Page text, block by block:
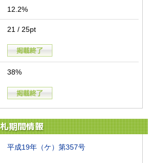
12.2%
21 / 25pt
38%
期間情報
平成19年（ケ）第357号